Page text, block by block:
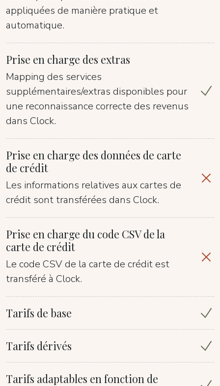
appliquées de manière pratique et
automatique.
Prise en charge des extras
Mapping des services
supplémentaires/extras disponibles pour
une reconnaissance correcte des revenus
dans Clock.
Prise en charge des données de carte
de crédit
Les informations relatives aux cartes de
crédit sont transférées dans Clock.
Prise en charge du code CSV de la
carte de crédit
Le code CSV de la carte de crédit est
transféré à Clock.
Tarifs de base
Tarifs dérivés
Tarifs adaptables en fonction de